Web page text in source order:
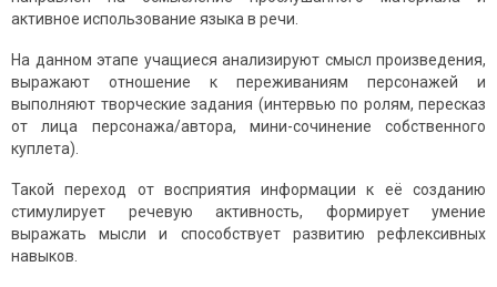
активное использование языка в речи.
На данном этапе учащиеся анализируют смысл произведения,
выражают отношение к переживаниям персонажей и
выполняют творческие задания (интервью по ролям, пересказ
от лица персонажа/автора, мини-сочинение собственного
куплета).
Такой переход от восприятия информации к её созданию
стимулирует речевую активность, формирует умение
выражать мысли и способствует развитию рефлексивных
навыков.